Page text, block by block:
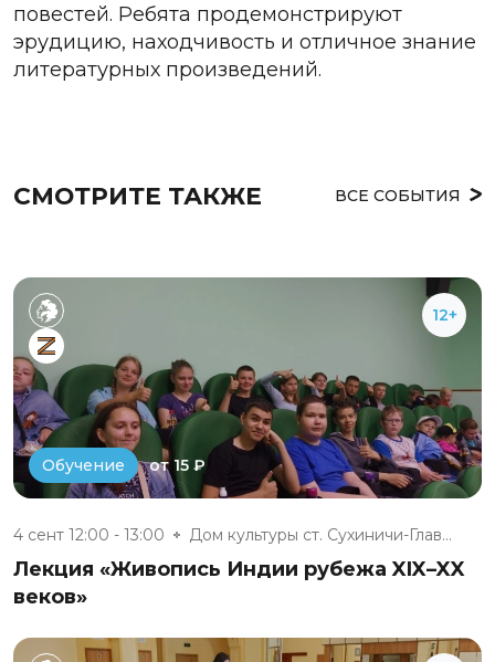
повестей. Ребята продемонстрируют
эрудицию, находчивость и отличное знание
литературных произведений.
СМОТРИТЕ ТАКЖЕ ВСЕ СОБЫТИЯ
12+
Обучение от 15 ₽
4 сент 12:00 - 13:00 Дом культуры ст. Сухиничи-Глав...
Лекция «Живопись Индии рубежа XIX–XX
веков»